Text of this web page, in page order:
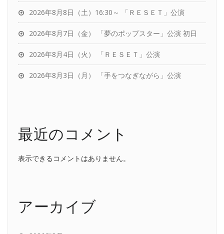
2026年8月8日（土）16:30～ 「ＲＥＳＥＴ」公演
2026年8月7日（金） 「夢のポップスター」公演 初日
2026年8月4日（火） 「ＲＥＳＥＴ」公演
2026年8月3日（月） 「手をつなぎながら」公演
最近のコメント
表示できるコメントはありません。
アーカイブ